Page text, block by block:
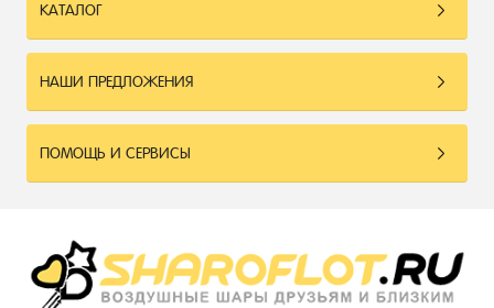
КАТАЛОГ
НАШИ ПРЕДЛОЖЕНИЯ
ПОМОЩЬ И СЕРВИСЫ